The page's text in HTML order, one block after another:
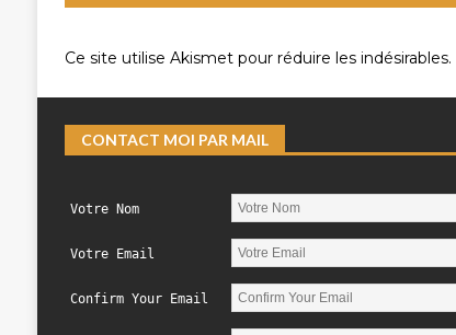
Ce site utilise Akismet pour réduire les indésirables.
CONTACT MOI PAR MAIL
Votre Nom
Votre Email
Confirm Your Email